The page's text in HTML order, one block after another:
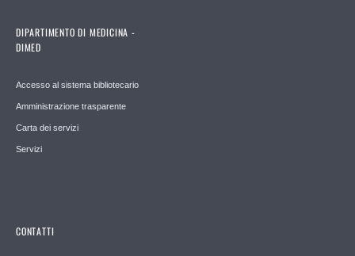
DIPARTIMENTO DI MEDICINA -
DIMED
Accesso al sistema bibliotecario
Amministrazione trasparente
Carta dei servizi
Servizi
CONTATTI